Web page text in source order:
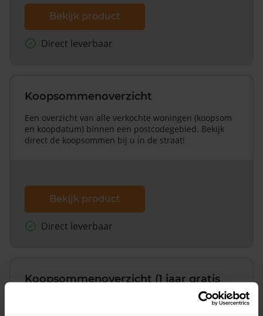
Bekijk product
Direct leverbaar
Koopsommenoverzicht
Een overzicht van alle verkochte woningen (koopsom
en koopdatum) binnen een postcodegebied. Bekijk
direct de koopsommen bij u in de straat!
Bekijk product
Direct leverbaar
Koopsommenoverzicht (1 jaar gratis